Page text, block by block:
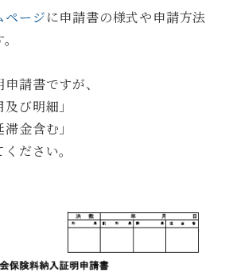
ページに申請書の様式や申請方法
請書ですが、
び明細」
金含む」
ださい。